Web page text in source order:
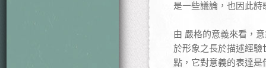
是一些議論，也因此
由 嚴格的意義來看，
於形象之長於描述經
點，它對意義的表達